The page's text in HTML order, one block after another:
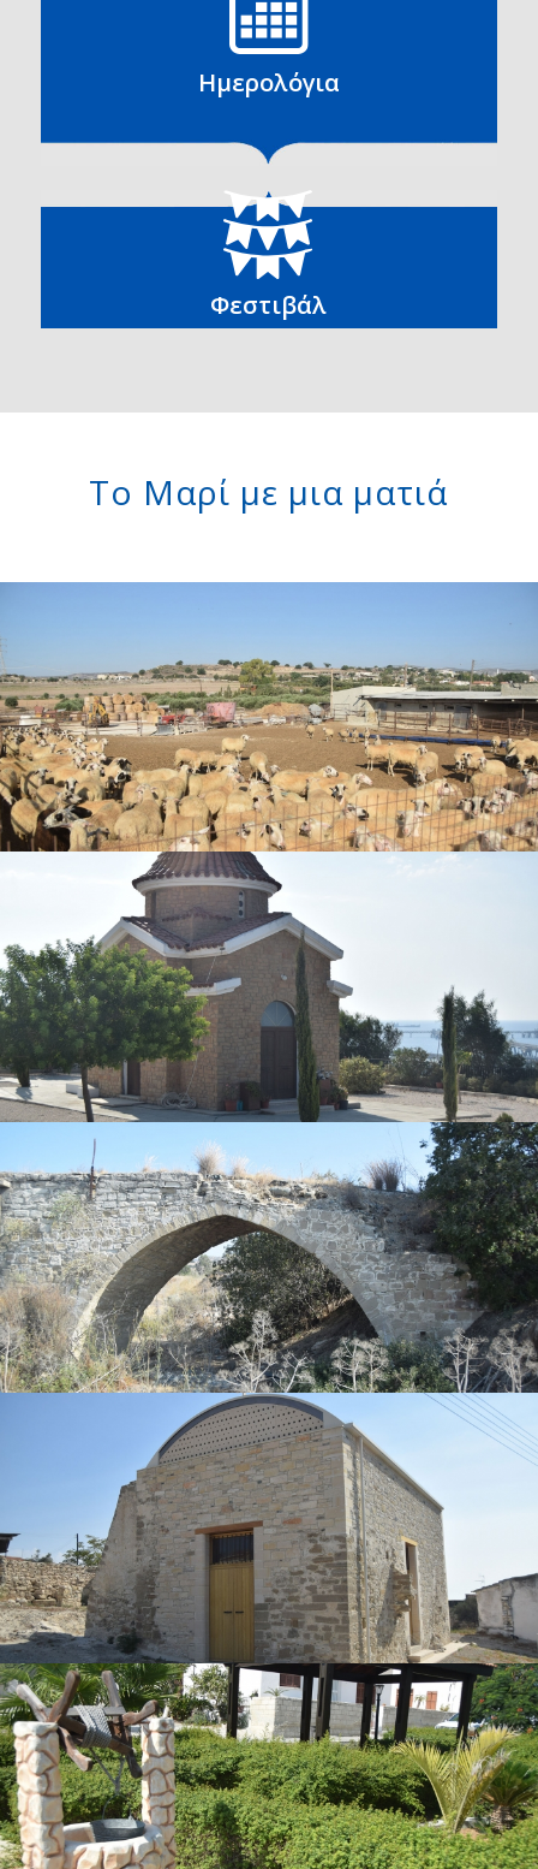
Ημερολόγια
Φεστιβάλ
Το Μαρί με μια ματιά